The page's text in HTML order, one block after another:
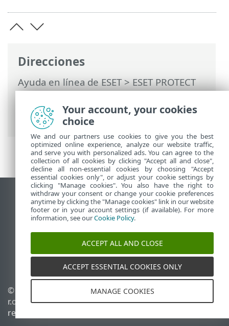
Direcciones
Ayuda en línea de ESET>ESET PROTECT
On-Prem>Utilización de ESET PROTECT
On-Prem
>ESET PROTECT On-Prem Menú
principal
>Más> Archivos enviados
Ver sitio para ordenador
End of Life
Base de conocimiento de ESET
ESET Status Portal
Soporte técnico regional
© 1992 - 2026 ESET, spol. s
r.o. Todos los derechos
reservados.
Administrar cookies
Política de cookies
Your account, your cookies
choice
We and our partners use cookies to give you the best
optimized online experience, analyze our website traffic,
and serve you with personalized ads. You can agree to the
collection of all cookies by clicking "Accept all and close",
decline all non-essential cookies by choosing "Accept
essential cookies only", or adjust your cookie settings by
clicking "Manage cookies". You also have the right to
withdraw your consent or change your cookie preferences
anytime by clicking the "Manage cookies" link in our website
footer or in your account settings (if available). For more
information, see ourCookie Policy.
ACCEPT ALL AND CLOSE
ACCEPT ESSENTIAL COOKIES ONLY
MANAGE COOKIES